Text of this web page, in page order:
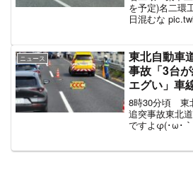
二環 4月3日
を予定)名二環
日混むな
ニュース
東北自動車
事故「3台
エグい」車
4月23日
8時30分頃 東
追突事故東北
ですよφ(･ω･